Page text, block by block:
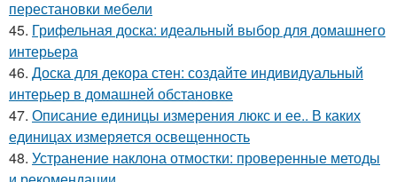
перестановки мебели
45. Грифельная доска: идеальный выбор для домашнего
интерьера
46. Доска для декора стен: создайте индивидуальный
интерьер в домашней обстановке
47. Описание единицы измерения люкс и ее.. В каких
единицах измеряется освещенность
48. Устранение наклона отмостки: проверенные методы